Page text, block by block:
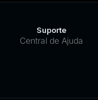
Suporte
Central de Ajuda